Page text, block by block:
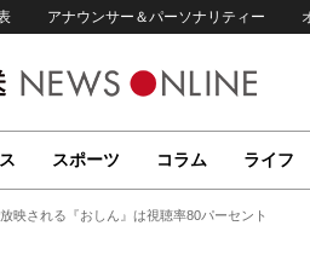
アナウンサー＆パーソナリティー
スポーツ コラム ライフ
映される『おしん』は視聴率80パーセント